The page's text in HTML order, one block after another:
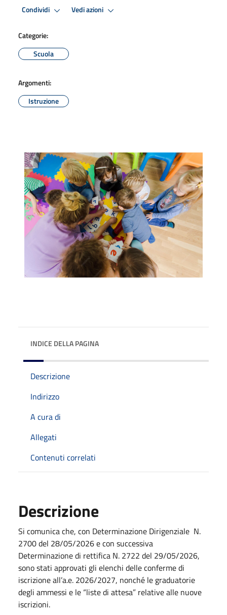
Condividi Vedi azioni
Categorie:
Scuola
Argomenti:
Istruzione
INDICE DELLA PAGINA
Descrizione
Indirizzo
A cura di
Allegati
Contenuti correlati
Descrizione
Si comunica che, con Determinazione Dirigenziale N.
2700 del 28/05/2026 e con successiva
Determinazione di rettifica N. 2722 del 29/05/2026,
sono stati approvati gli elenchi delle conferme di
iscrizione all’a.e. 2026/2027, nonché le graduatorie
degli ammessi e le “liste di attesa” relative alle nuove
iscrizioni.